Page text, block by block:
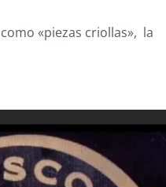
«piezas criollas», la